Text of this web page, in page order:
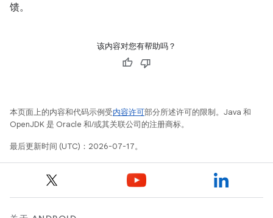
馈。
该内容对您有帮助吗？
本页面上的内容和代码示例受内容许可部分所述许可的限制。Java 和
OpenJDK 是 Oracle 和/或其关联公司的注册商标。
最后更新时间 (UTC)：2026-07-17。